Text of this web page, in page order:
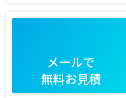
メールで
無料お見積